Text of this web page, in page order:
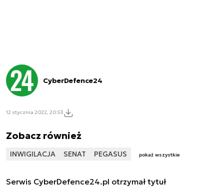
CyberDefence24
12 stycznia 2022, 20:53
Zobacz również
INWIGILACJA SENAT PEGASUS pokaż wszystkie
Serwis CyberDefence24.pl otrzymał tytuł